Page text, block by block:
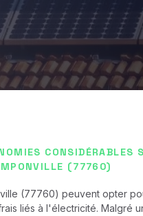
CONSIDÉRABLES
(77760)
(77760) peuvent opter
liés à l'électricité. Malgré